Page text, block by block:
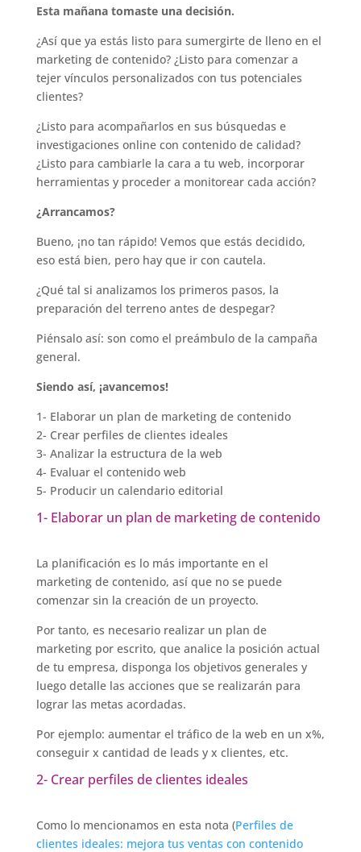
Esta mañana tomaste una decisión.
¿Así que ya estás listo para sumergirte de lleno en el
marketing de contenido? ¿Listo para comenzar a
tejer vínculos personalizados con tus potenciales
clientes?
¿Listo para acompañarlos en sus búsquedas e
investigaciones online con contenido de calidad?
¿Listo para cambiarle la cara a tu web, incorporar
herramientas y proceder a monitorear cada acción?
¿Arrancamos?
Bueno, ¡no tan rápido! Vemos que estás decidido,
eso está bien, pero hay que ir con cautela.
¿Qué tal si analizamos los primeros pasos, la
preparación del terreno antes de despegar?
Piénsalo así: son como el preámbulo de la campaña
general.
Siendo así, ¡avancemos!
1- Elaborar un plan de marketing de contenido
2- Crear perfiles de clientes ideales
3- Analizar la estructura de la web
4- Evaluar el contenido web
5- Producir un calendario editorial
1- Elaborar un plan de marketing de contenido
La planificación es lo más importante en el
marketing de contenido, así que no se puede
comenzar sin la creación de un proyecto.
Por tanto, es necesario realizar un plan de
marketing por escrito, que analice la posición actual
de tu empresa, disponga los objetivos generales y
luego detalle las acciones que se realizarán para
lograr las metas acordadas.
Por ejemplo: aumentar el tráfico de la web en un x%,
conseguir x cantidad de leads y x clientes, etc.
2- Crear perfiles de clientes ideales
Como lo mencionamos en esta nota (Perfiles de
clientes ideales: mejora tus ventas con contenido